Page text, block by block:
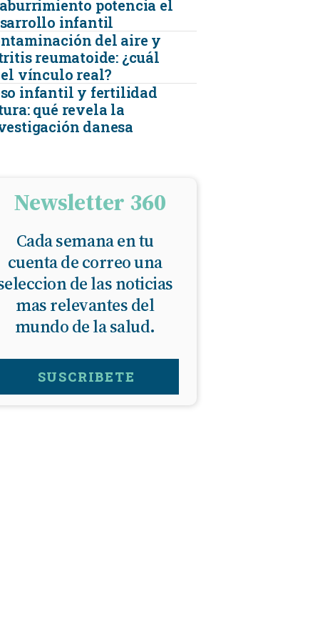
potencia el
infantil
del aire y
reumatoide: ¿cuál
el vínculo real?
infantil y fertilidad
qué revela la
danesa
Newsletter 360
Cada semana en tu
cuenta de correo una
de las noticias
mas relevantes del
mundo de la salud.
SUSCRIBETE